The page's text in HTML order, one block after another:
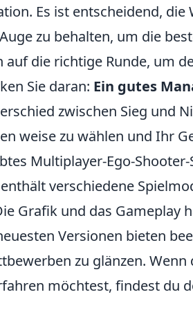
Es ist entscheidend,
zu behalten, um die
auf die richtige Runde, um
Sie daran: Ein gutes
zwischen Sieg und
weise zu wählen und Ihr
Multiplayer-Ego-
verschiedene
Grafik und das Gameplay
Versionen bieten
zu glänzen.
möchtest, findest du